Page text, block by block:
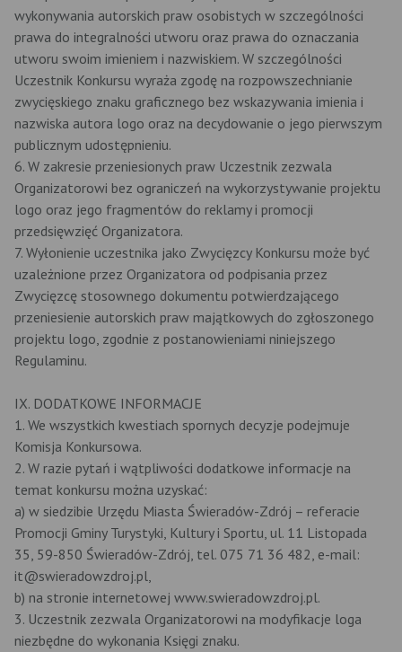
wykonywania autorskich praw osobistych w szczególności
prawa do integralności utworu oraz prawa do oznaczania
utworu swoim imieniem i nazwiskiem. W szczególności
Uczestnik Konkursu wyraża zgodę na rozpowszechnianie
zwycięskiego znaku graficznego bez wskazywania imienia i
nazwiska autora logo oraz na decydowanie o jego pierwszym
publicznym udostępnieniu.
6. W zakresie przeniesionych praw Uczestnik zezwala
Organizatorowi bez ograniczeń na wykorzystywanie projektu
logo oraz jego fragmentów do reklamy i promocji
przedsięwzięć Organizatora.
7. Wyłonienie uczestnika jako Zwycięzcy Konkursu może być
uzależnione przez Organizatora od podpisania przez
Zwycięzcę stosownego dokumentu potwierdzającego
przeniesienie autorskich praw majątkowych do zgłoszonego
projektu logo, zgodnie z postanowieniami niniejszego
Regulaminu.
IX. DODATKOWE INFORMACJE
1. We wszystkich kwestiach spornych decyzje podejmuje
Komisja Konkursowa.
2. W razie pytań i wątpliwości dodatkowe informacje na
temat konkursu można uzyskać:
a) w siedzibie Urzędu Miasta Świeradów-Zdrój – referacie
Promocji Gminy Turystyki, Kultury i Sportu, ul. 11 Listopada
35, 59-850 Świeradów-Zdrój, tel. 075 71 36 482, e-mail:
it@swieradowzdroj.pl,
b) na stronie internetowej www.swieradowzdroj.pl.
3. Uczestnik zezwala Organizatorowi na modyfikacje loga
niezbędne do wykonania Księgi znaku.